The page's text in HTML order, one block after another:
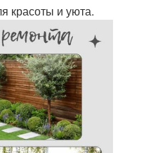
красоты и уюта.